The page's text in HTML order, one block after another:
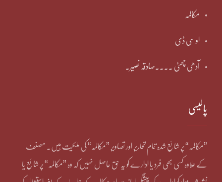
مکالمہ
او سی ڈی
آدھی چھٹی ۔۔۔۔صادقہ نصیر۔
پالیسی
”مکالمہ“ پر شائع شدہ تمام تحاریر اور تصاویر ”مکالمہ“ کی ملکیت ہیں۔ مصنف
کے علاوہ کسی بھی فرد یا ادارے کو یہ حق حاصل نہیں کہ وہ ”مکالمہ“ پر شائع یا